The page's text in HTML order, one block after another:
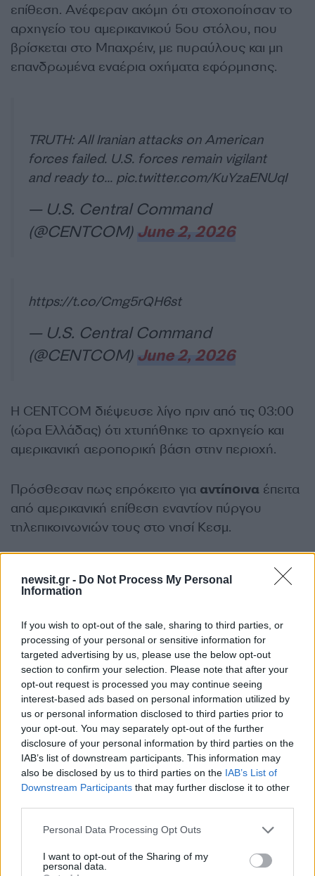
newsit.gr - Do Not Process My Personal
Information
If you wish to opt-out of the sale, sharing to third parties, or
processing of your personal or sensitive information for
targeted advertising by us, please use the below opt-out
section to confirm your selection. Please note that after your
opt-out request is processed you may continue seeing
interest-based ads based on personal information utilized by
us or personal information disclosed to third parties prior to
your opt-out. You may separately opt-out of the further
disclosure of your personal information by third parties on the
IAB’s list of downstream participants. This information may
also be disclosed by us to third parties on the IAB’s List of
Downstream Participants that may further disclose it to other
Please note that this website/app uses one or more Google
not limited to your visit or usage behaviour. You may click to
grant or deny consent to Google and its third-party tags to
Personal Data Processing Opt Outs
I want to opt-out of the Sharing of my
personal data.
επίθεση. Ανέφεραν ακόμη ότι στοχοποίησαν το
αρχηγείο του αμερικανικού 5ου στόλου, που
βρίσκεται στο Μπαχρέιν, με πυραύλους και μη
επανδρωμένα εναέρια οχήματα εφόρμησης.
TRUTH: All Iranian attacks on American
forces failed. U.S. forces remain vigilant
and ready to… pic.twitter.com/KuYzaENUqI
— U.S. Central Command
(@CENTCOM) June 2, 2026
https://t.co/Cmg5rQH6st
— U.S. Central Command
(@CENTCOM) June 2, 2026
Η CENTCOM διέψευσε λίγο πριν από τις 03:00
(ώρα Ελλάδας) ότι χτυπήθηκε το αρχηγείο και
αμερικανική αεροπορική βάση στην περιοχή.
Πρόσθεσαν πως επρόκειτο για αντίποινα έπειτα
από αμερικανική επίθεση εναντίον πύργου
τηλεπικοινωνιών τους στο νησί Κεσμ.
Το Ιράν και οι ΗΠΑ έχουν αλληλοκατηγορηθεί
επανειλημμένα για παραβιάσεις της κατάπαυσης
Απριλίου, έπειτα από περίπου έναν μήνα
εχθροπραξιών.
https://t.co/ASAXrUeRGd
— U.S. Central Command
(@CENTCOM)June 2, 2026
Οι έμμεσες διαπραγματεύσεις ανάμεσα στην
Τεχεράνη και την Ουάσιγκτον για να τερματιστεί ο
28η Φεβρουαρίου, με την αμερικανοϊσραηλινή